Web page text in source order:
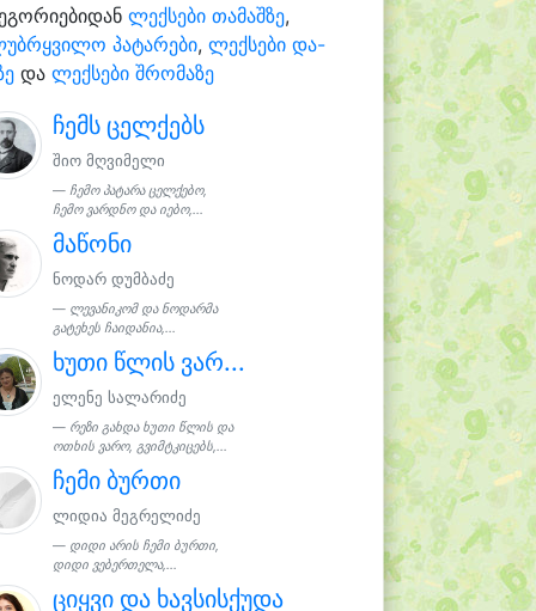
ლექსები თამაშზე,
პატარები,ლექსები და-
დალექსები შრომაზე
ჩემს ცელქებს
შიო მღვიმელი
ჩემო პატარა ცელქებო,
ჩემო ვარდნო და იებო,...
მაწონი
ნოდარ დუმბაძე
ლევანიკომ და ნოდარმა
გატეხეს ჩაიდანია,...
ხუთი წლის ვარ...
ელენე სალარიძე
რეზი გახდა ხუთი წლის და
ოთხის ვარო, გვიმტკიცებს,...
ჩემი ბურთი
ლიდია მეგრელიძე
დიდი არის ჩემი ბურთი,
დიდი ვებერთელა,...
ციყვი და ხავსისქუდა